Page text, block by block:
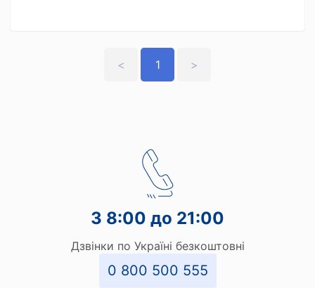
< 1 >
З 8:00 до 21:00
Дзвінки по Україні безкоштовні
0 800 500 555